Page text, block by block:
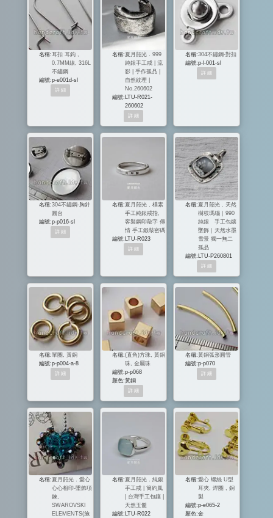
名稱:耳扣 耳鈎 ,
0.7MM線, 316L
不鏽鋼
編號:p-e001d-sl
名稱:夏月韶光．999
純銀手工戒 | 流
影 | 手作孤品 |
自然紋理 |
No.260602
編號: LTU-R021-
260602
名稱:304不鏽鋼-對扣
編號:p-l-001-sl
名稱:304不鏽鋼-胸針
圓台
編號:p-p016-sl
名稱:夏月韶光．樸素
手工純銀戒指,
客製鋼印敲字 傳
情 手工鍛敲密碼
編號: LTU-R023
名稱:夏月韶光．天然
樹枝瑪瑙｜990
純銀 手工包鑲
墜飾｜天然水墨
雪景 獨一無二
孤品
編號: LTU-P260801
名稱: 單圈, 黃銅
編號:p-p004-a-8
名稱:(直角)方珠, 黃銅
珠, 金屬珠
編號:p-p068
顏色:黃銅
名稱:黃銅弧形圓管
編號:p-p070
名稱:夏月韶光．愛心
心心相印-墜飾項
鍊,
SWAROVSKI
ELEMENTS(施
名稱:夏月韶光．純銀
手工戒 | 簡約風
| 台灣手工包鑲 |
天然玉髓
編號: LTU-R022
名稱:愛心 螺絲 U型
耳夾, 焊圈 , 銅
製
編號:p-e065-2
顏色:金